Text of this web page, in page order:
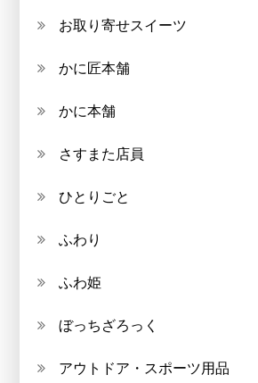
お取り寄せスイーツ
かに匠本舗
かに本舗
さすまた店員
ひとりごと
ふわり
ふわ姫
ぼっちざろっく
アウトドア・スポーツ用品